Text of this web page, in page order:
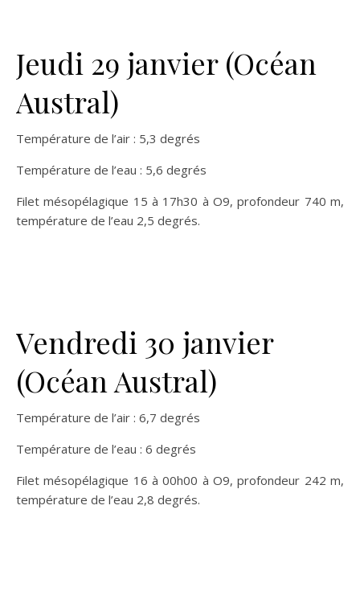
Jeudi 29 janvier (Océan
Austral)
Température de l’air : 5,3 degrés
Température de l’eau : 5,6 degrés
Filet mésopélagique 15 à 17h30 à O9, profondeur 740 m,
température de l’eau 2,5 degrés.
Vendredi 30 janvier
(Océan Austral)
Température de l’air : 6,7 degrés
Température de l’eau : 6 degrés
Filet mésopélagique 16 à 00h00 à O9, profondeur 242 m,
température de l’eau 2,8 degrés.